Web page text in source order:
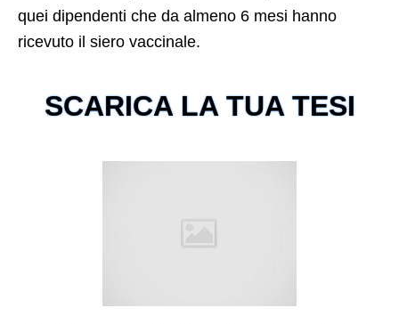
quei dipendenti che da almeno 6 mesi hanno
ricevuto il siero vaccinale.
SCARICA LA TUA TESI